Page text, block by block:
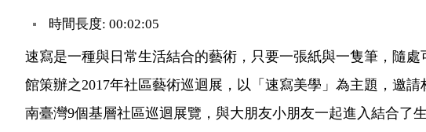
時間長度: 00:02:05
速寫是一種與日常生活結合的藝術，只要一張紙與一隻筆，隨
館策辦之2017年社區藝術巡迴展，以「速寫美學」為主題，邀
南臺灣9個基層社區巡迴展覽，與大朋友小朋友一起進入結合了